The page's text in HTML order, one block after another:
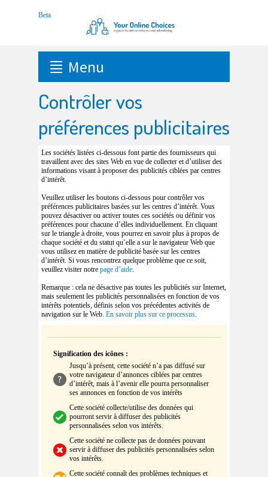
Menu
Contrôler vos
préférences publicitaires
Les sociétés listées ci-dessous font partie des fournisseurs qui
travaillent avec des sites Web en vue de collecter et d’utiliser des
informations visant à proposer des publicités ciblées par centres
d’intérêt.
Veuillez utiliser les boutons ci-dessous pour contrôler vos
préférences publicitaires basées sur les centres d’intérêt. Vous
pouvez désactiver ou activer toutes ces sociétés ou définir vos
préférences pour chacune d’elles individuellement. En cliquant
sur le triangle à droite, vous pourrez en savoir plus à propos de
chaque société et du statut qu’elle a sur le navigateur Web que
vous utilisez en matière de publicité basée sur les centres
d’intérêt. Si vous rencontrez quelque problème que ce soit,
veuillez visiter notre page d’aide.
Remarque : cela ne désactive pas toutes les publicités sur Internet,
mais seulement les publicités personnalisées en fonction de vos
intérêts potentiels, définis selon vos précédentes activités de
navigation sur le Web. En savoir plus sur ce processus.
Signification des icônes :
Jusqu’à présent, cette société n’a pas diffusé sur
votre navigateur d’annonces ciblées par centres
d’intérêt, mais à l’avenir elle pourra personnaliser
ses annonces en fonction de vos intérêts
Cette société collecte/utilise des données qui
pourront servir à diffuser des publicités
personnalisées selon vos intérêts.
Cette société ne collecte pas de données pouvant
servir à diffuser des publicités personnalisées selon
vos intérêts.
Cette société connaît des problèmes techniques et